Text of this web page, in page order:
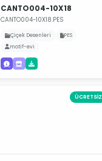
CANTO004-10X18
CANTO004-10X18.PES
Çiçek Desenleri
PES
motif-evi
ÜCRETSİZ